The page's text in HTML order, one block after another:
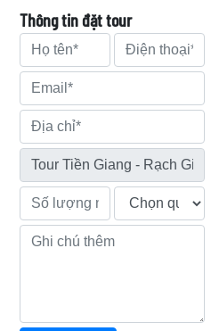
Thông tin đặt tour